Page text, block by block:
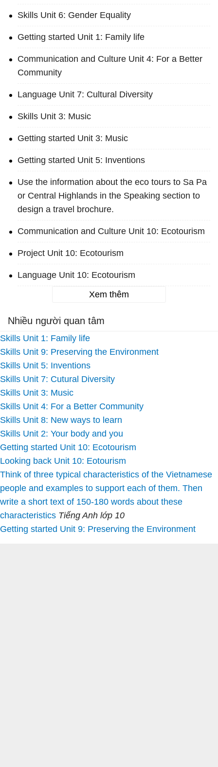
Skills Unit 6: Gender Equality
Getting started Unit 1: Family life
Communication and Culture Unit 4: For a Better
Community
Language Unit 7: Cultural Diversity
Skills Unit 3: Music
Getting started Unit 3: Music
Getting started Unit 5: Inventions
Use the information about the eco tours to Sa Pa
or Central Highlands in the Speaking section to
design a travel brochure.
Communication and Culture Unit 10: Ecotourism
Project Unit 10: Ecotourism
Language Unit 10: Ecotourism
Xem thêm
Nhiều người quan tâm
Skills Unit 1: Family life
Skills Unit 9: Preserving the Environment
Skills Unit 5: Inventions
Skills Unit 7: Cutural Diversity
Skills Unit 3: Music
Skills Unit 4: For a Better Community
Skills Unit 8: New ways to learn
Skills Unit 2: Your body and you
Getting started Unit 10: Ecotourism
Looking back Unit 10: Eotourism
Think of three typical characteristics of the Vietnamese
people and examples to support each of them. Then
write a short text of 150-180 words about these
characteristics Tiếng Anh lớp 10
Getting started Unit 9: Preserving the Environment